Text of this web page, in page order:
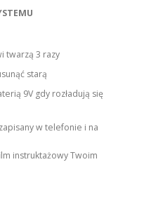
twarzą 3 razy
starą
9V gdy rozładują się
w telefonie i na
instruktażowy Twoim